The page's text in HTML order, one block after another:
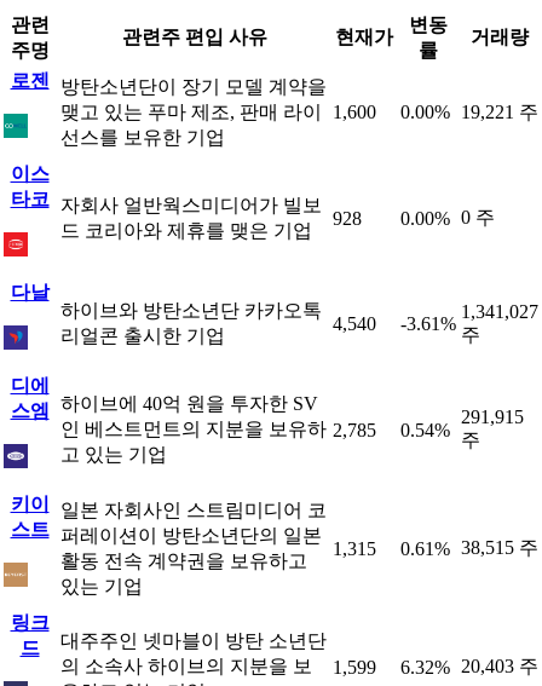
관련
주명
관련주 편입 사유 현재가
변동
률
거래량
로젠
방탄소년단이 장기 모델 계약을
맺고 있는 푸마 제조, 판매 라이
선스를 보유한 기업
1,600 0.00% 19,221 주
이스
타코
자회사 얼반웍스미디어가 빌보
드 코리아와 제휴를 맺은 기업
928 0.00% 0 주
다날
하이브와 방탄소년단 카카오톡
리얼콘 출시한 기업
4,540 -3.61%
1,341,027
주
디에
스엠
하이브에 40억 원을 투자한 SV
인 베스트먼트의 지분을 보유하
고 있는 기업
2,785 0.54%
291,915
주
키이
스트
일본 자회사인 스트림미디어 코
퍼레이션이 방탄소년단의 일본
활동 전속 계약권을 보유하고
있는 기업
1,315 0.61% 38,515 주
링크
드
대주주인 넷마블이 방탄 소년단
의 소속사 하이브의 지분을 보
1,599 6.32% 20,403 주